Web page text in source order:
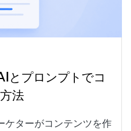
とプロンプトでコ
法
ケターがコンテンツを作